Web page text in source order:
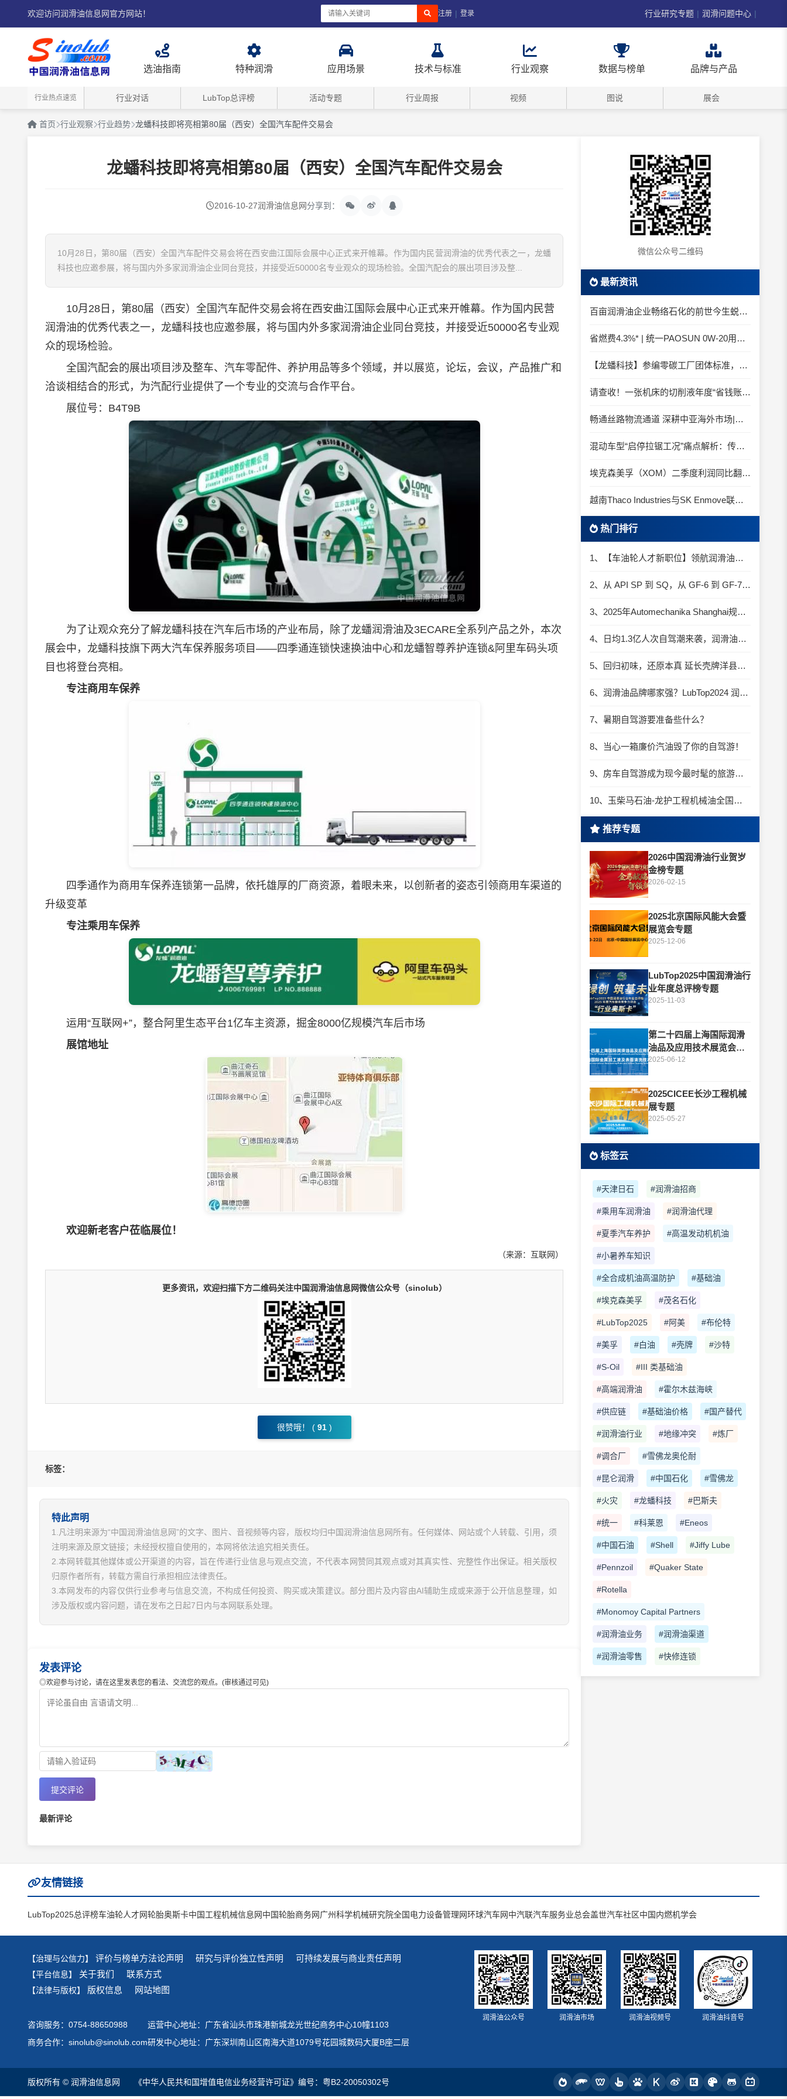
欢迎访问润滑油信息网官方网站！ 注册 | 登录 行业研究专题 | 润滑问题中心 |
选油指南 特种润滑 应用场景 技术与标准 行业观察 数据与榜单 品牌与产品
行业热点速览 行业对话 LubTop总评榜 活动专题 行业周报 视频 图说 展会
首页 行业观察 行业趋势 龙蟠科技即将亮相第80届（西安）全国汽车配件交易会
龙蟠科技即将亮相第80届（西安）全国汽车配件交易会
2016-10-27润滑油信息网分享到：
10月28日，第80届（西安）全国汽车配件交易会将在西安曲江国际会展中心正式来开帷幕。作为国内民营润滑油的优秀代表之一，龙蟠
科技也应邀参展，将与国内外多家润滑油企业同台竞技，并接受近50000名专业观众的现场检验。全国汽配会的展出项目涉及整...
10月28日，第80届（西安）全国汽车配件交易会将在西安曲江国际会展中心正式来开帷幕。作为国内民营
润滑油的优秀代表之一，龙蟠科技也应邀参展，将与国内外多家润滑油企业同台竞技，并接受近50000名专业观
众的现场检验。
全国汽配会的展出项目涉及整车、汽车零配件、养护用品等多个领域，并以展览，论坛，会议，产品推广和
洽谈相结合的形式，为汽配行业提供了一个专业的交流与合作平台。
展位号：B4T9B
为了让观众充分了解龙蟠科技在汽车后市场的产业布局，除了龙蟠润滑油及3ECARE全系列产品之外，本次
展会中，龙蟠科技旗下两大汽车保养服务项目——四季通连锁快速换油中心和龙蟠智尊养护连锁&阿里车码头项
目也将登台亮相。
专注商用车保养
四季通作为商用车保养连锁第一品牌，依托雄厚的厂商资源，着眼未来，以创新者的姿态引领商用车渠道的
升级变革
专注乘用车保养
运用“互联网+”，整合阿里生态平台1亿车主资源，掘金8000亿规模汽车后市场
展馆地址
欢迎新老客户莅临展位！
（来源：互联网）
更多资讯，欢迎扫描下方二维码关注中国润滑油信息网微信公众号（sinolub）
很赞哦！ ( 91 )
标签：
特此声明
1.凡注明来源为“中国润滑油信息网”的文字、图片、音视频等内容，版权均归中国润滑油信息网所有。任何媒体、网站或个人转载、引用，须
注明来源及原文链接；未经授权擅自使用的，本网将依法追究相关责任。
2.本网转载其他媒体或公开渠道的内容，旨在传递行业信息与观点交流，不代表本网赞同其观点或对其真实性、完整性作出保证。相关版权
归原作者所有，转载方需自行承担相应法律责任。
3.本网发布的内容仅供行业参考与信息交流，不构成任何投资、购买或决策建议。部分图片及内容由AI辅助生成或来源于公开信息整理，如
涉及版权或内容问题，请在发布之日起7日内与本网联系处理。
发表评论
◎欢迎参与讨论，请在这里发表您的看法、交流您的观点。(审核通过可见)
提交评论
最新评论
微信公众号二维码
最新资讯
百亩润滑油企业畅络石化的前世今生蜕变之路
省燃费4.3%* | 统一PAOSUN 0W-20用认证和标准说话
【龙蟠科技】参编零碳工厂团体标准，龙蟠科技以绿色智造锚定零碳未来
请查收！一张机床的切削液年度“省钱账单”
畅通丝路物流通道 深耕中亚海外市场|中国石化SINOPEC润滑油北京-阿拉木图图定班列顺利抵达
混动车型“启停拉锯工况”痛点解析：传统机油为何频繁出现油泥堆积？
埃克森美孚（XOM）二季度利润同比翻倍 创2022年以来新高
越南Thaco Industries与SK Enmove联手合作润滑油
热门排行
1、【车油轮人才新职位】领航润滑油优质职位招聘
2、从 API SP 到 SQ，从 GF-6 到 GF-7：润滑油技术壁垒再升高，你准备好了吗？
3、2025年Automechanika Shanghai规模再度扩大：首次启用国家会展中心（上海）全部15个展馆
4、日均1.3亿人次自驾潮来袭，润滑油行业解锁增长新密码​
5、回归初味，还原本真 延长壳牌洋县踏春自驾游
6、润滑油品牌哪家强？LubTop2024 润滑油总评榜荣耀张榜
7、暑期自驾游要准备些什么？
8、当心一箱廉价汽油毁了你的自驾游！
9、房车自驾游成为现今最时髦的旅游方式
10、玉柴马石油-龙护工程机械油全国招商丨卓越的品质，专业的品牌！
推荐专题
2026中国润滑油行业贺岁
金榜专题
2026-02-15
2025北京国际风能大会暨
展览会专题
2025-12-06
LubTop2025中国润滑油行
业年度总评榜专题
2025-11-03
第二十四届上海国际润滑
油品及应用技术展览会专
题
2025-06-12
2025CICEE长沙工程机械
展专题
2025-05-27
标签云
#天津日石 #润滑油招商
#乘用车润滑油 #润滑油代理
#夏季汽车养护 #高温发动机机油
#小暑养车知识
#全合成机油高温防护 #基础油
#埃克森美孚 #茂名石化
#LubTop2025 #阿美 #布伦特
#美孚 #白油 #壳牌 #沙特
#S-Oil #III 类基础油
#高端润滑油 #霍尔木兹海峡
#供应链 #基础油价格 #国产替代
#润滑油行业 #地缘冲突 #炼厂
#调合厂 #雪佛龙奥伦耐
#昆仑润滑 #中国石化 #雪佛龙
#火灾 #龙蟠科技 #巴斯夫
#统一 #科莱恩 #Eneos
#中国石油 #Shell #Jiffy Lube
#Pennzoil #Quaker State
#Rotella
#Monomoy Capital Partners
#润滑油业务 #润滑油渠道
#润滑油零售 #快修连锁
友情链接
LubTop2025总评榜车油轮人才网轮胎奥斯卡中国工程机械信息网中国轮胎商务网广州科学机械研究院全国电力设备管理网环球汽车网中汽联汽车服务业总会盖世汽车社区中国内燃机学会
【治理与公信力】 评价与榜单方法论声明 研究与评价独立性声明 可持续发展与商业责任声明
【平台信息】 关于我们 联系方式
【法律与版权】 版权信息 网站地图
咨询服务：0754-88650988
商务合作：sinolub@sinolub.com
运营中心地址：广东省汕头市珠港新城龙光世纪商务中心10幢1103
研发中心地址：广东深圳南山区南海大道1079号花园城数码大厦B座二层
润滑油公众号 润滑油市场 润滑油视频号 润滑油抖音号
版权所有 © 润滑油信息网 《中华人民共和国增值电信业务经营许可证》编号：粤B2-20050302号